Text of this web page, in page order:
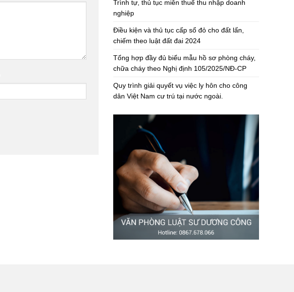
Trình tự, thủ tục miễn thuế thu nhập doanh
nghiệp
Điều kiện và thủ tục cấp sổ đỏ cho đất lấn,
chiếm theo luật đất đai 2024
Tổng hợp đầy đủ biểu mẫu hồ sơ phòng cháy,
chữa cháy theo Nghị định 105/2025/NĐ-CP
Quy trình giải quyết vụ việc ly hôn cho công
dân Việt Nam cư trú tại nước ngoài.